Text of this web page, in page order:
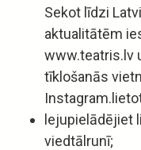
Sekot līdzi
aktualitātēm
www.teatris.lv
tīklošanās
lejupielādējiet
viedtālrunī;